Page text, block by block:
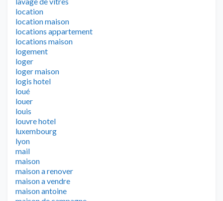
location
location maison
locations appartement
locations maison
logement
loger
loger maison
logis hotel
loué
louer
louis
louvre hotel
luxembourg
lyon
mail
maison
maison a renover
maison a vendre
maison antoine